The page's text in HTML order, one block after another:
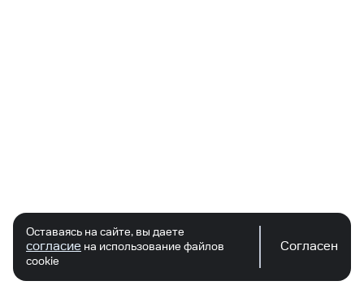
Оставаясь на сайте, вы даете
согласие на использование файлов
cookie
Согласен